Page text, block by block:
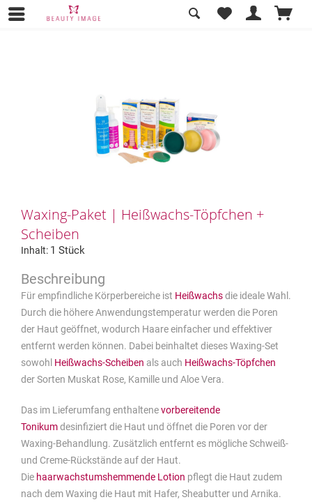
Übersicht für Zuhause
Waxing-Paket | Heißwachs-Töpfchen +
Scheiben
Inhalt: 1 Stück
Für empfindliche Körperbereiche ist Heißwachsdie ideale Wahl.
Durch die höhere Anwendungstemperatur werden die Poren
der Haut geöffnet, wodurch Haare einfacher und effektiver
entfernt werden können. Dabei beinhaltet dieses Waxing-Set
sowohl Heißwachs-Scheiben als auch Heißwachs-Töpfchen
der Sorten Muskat Rose, Kamille und Aloe Vera.
Das im Lieferumfang enthaltenevorbereitende
Tonikumdesinfiziert die Haut und öffnet die Poren vor der
Waxing-Behandlung. Zusätzlich entfernt es mögliche Schweiß-
und Creme-Rückstände auf der Haut.
Die haarwachstumshemmende Lotion pflegt die Haut zudem
nach dem Waxing die Haut mit Hafer, Sheabutter und Arnika.